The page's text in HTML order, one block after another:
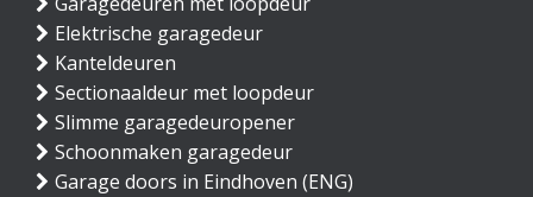
Elektrische garagedeur
Kanteldeuren
Sectionaaldeur met loopdeur
Slimme garagedeuropener
Schoonmaken garagedeur
Garage doors in Eindhoven (ENG)